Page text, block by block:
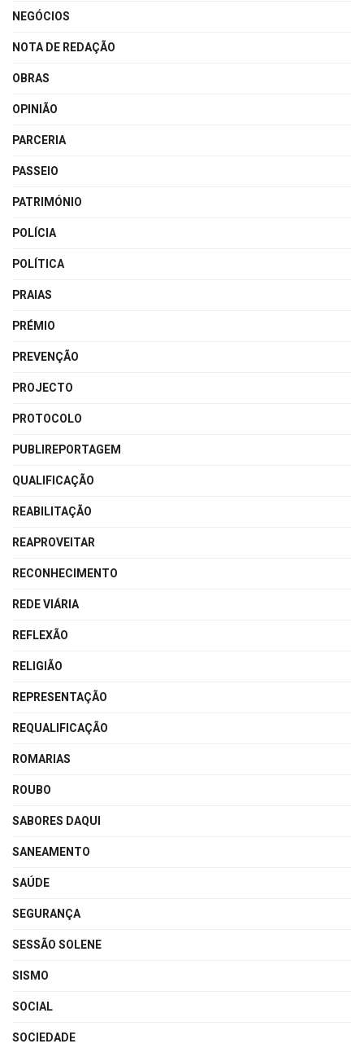
NEGÓCIOS
NOTA DE REDAÇÃO
OBRAS
OPINIÃO
PARCERIA
PASSEIO
PATRIMÓNIO
POLÍCIA
POLÍTICA
PRAIAS
PRÉMIO
PREVENÇÃO
PROJECTO
PROTOCOLO
PUBLIREPORTAGEM
QUALIFICAÇÃO
REABILITAÇÃO
REAPROVEITAR
RECONHECIMENTO
REDE VIÁRIA
REFLEXÃO
RELIGIÃO
REPRESENTAÇÃO
REQUALIFICAÇÃO
ROMARIAS
ROUBO
SABORES DAQUI
SANEAMENTO
SAÚDE
SEGURANÇA
SESSÃO SOLENE
SISMO
SOCIAL
SOCIEDADE